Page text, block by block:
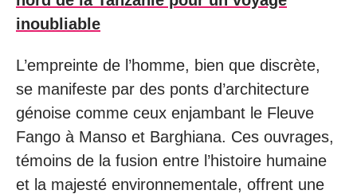
inoubliable
L’empreinte de l’homme, bien que discrète,
se manifeste par des ponts d’architecture
génoise comme ceux enjambant le Fleuve
Fango à Manso et Barghiana. Ces ouvrages,
témoins de la fusion entre l’histoire humaine
et la majesté environnementale, offrent une